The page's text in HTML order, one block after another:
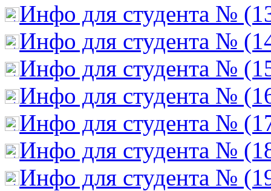
Инфо для студента №
Инфо для студента №
Инфо для студента №
Инфо для студента №
Инфо для студента №
Инфо для студента №
Инфо для студента №